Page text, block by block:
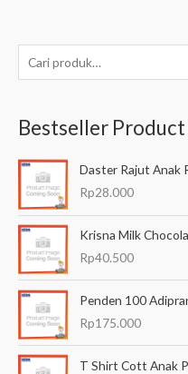
e
c
a
u
n
u
Bestseller Product
Daster Rajut Anak
Rp28.000
Krisna Milk
Rp40.500
Penden 100
Rp175.000
T Shirt Cott Anak